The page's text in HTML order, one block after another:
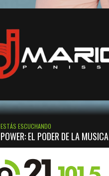
ESTÁS ESCUCHANDO
POWER: EL PODER DE LA MÚSICA